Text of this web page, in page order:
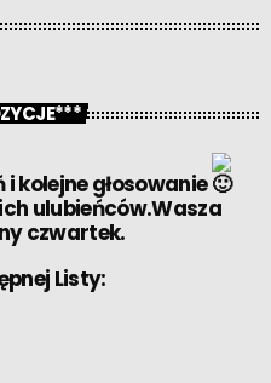
kolejne głosowanie
ulubieńców.Wasza
czwartek.
Listy: